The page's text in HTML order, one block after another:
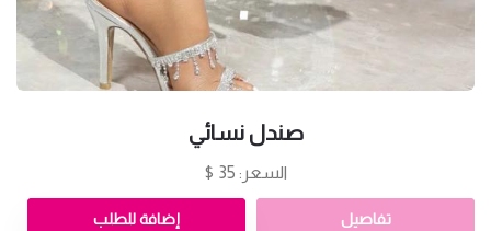
صندل نسائي
السعر: 35 $
تفاصيل إضافة للطلب